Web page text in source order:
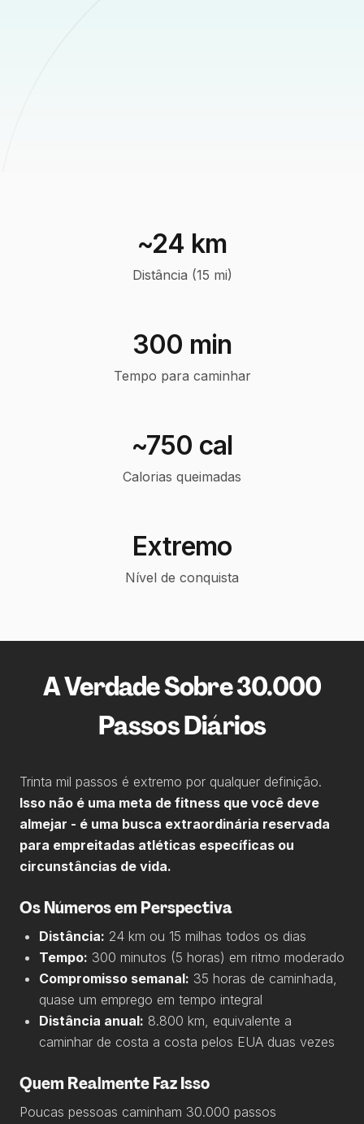
Distância (15 mi)
~24 km
Tempo para caminhar
300 min
Calorias queimadas
~750 cal
Nível de conquista
Extremo
A Verdade Sobre 30.000
Passos Diários
Trinta mil passos é extremo por qualquer definição.
Isso não é uma meta de fitness que você deve
almejar - é uma busca extraordinária reservada
para empreitadas atléticas específicas ou
circunstâncias de vida.
Os Números em Perspectiva
Distância: 24 km ou 15 milhas todos os dias
Tempo: 300 minutos (5 horas) em ritmo moderado
Compromisso semanal: 35 horas de caminhada,
quase um emprego em tempo integral
Distância anual: 8.800 km, equivalente a
caminhar de costa a costa pelos EUA duas vezes
Quem Realmente Faz Isso
Poucas pessoas caminham 30.000 passos